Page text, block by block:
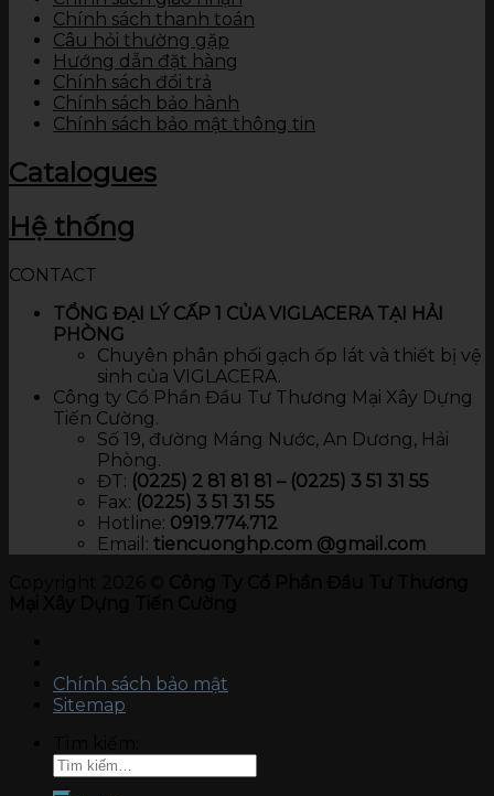
Chính sách thanh toán
Câu hỏi thường gặp
Hướng dẫn đặt hàng
Chính sách đổi trả
Chính sách bảo hành
Chính sách bảo mật thông tin
Catalogues
Hệ thống
CONTACT
TỔNG ĐẠI LÝ CẤP 1 CỦA VIGLACERA TẠI HẢI
PHÒNG
Chuyên phân phối gạch ốp lát và thiết bị vệ
sinh của VIGLACERA.
Công ty Cổ Phần Đầu Tư Thương Mại Xây Dựng
Tiến Cường.
Số 19, đường Máng Nước, An Dương, Hải
Phòng.
ĐT: (0225) 2 81 81 81 – (0225) 3 51 31 55
Fax: (0225) 3 51 31 55
Hotline: 0919.774.712​
Email: tiencuonghp.com @gmail.com
Chính sách bảo mật
Sitemap